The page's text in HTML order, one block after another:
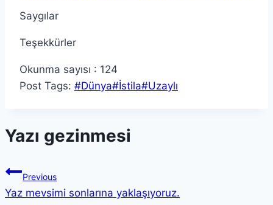
Saygılar
Teşekkürler
Okunma sayısı : 124
Post Tags: #Dünya#İstila#Uzaylı
Yazı gezinmesi
Previous
Yaz mevsimi sonlarına yaklaşıyoruz.